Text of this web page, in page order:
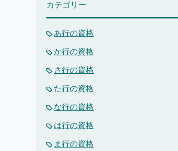
カテゴリー
あ行の資格
か行の資格
さ行の資格
た行の資格
な行の資格
は行の資格
ま行の資格